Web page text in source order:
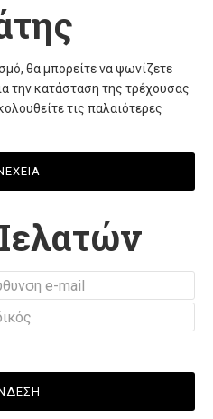
θα μπορείτε να ψωνίζετε
την κατάσταση της τρέχουσας
τις παλαιότερες